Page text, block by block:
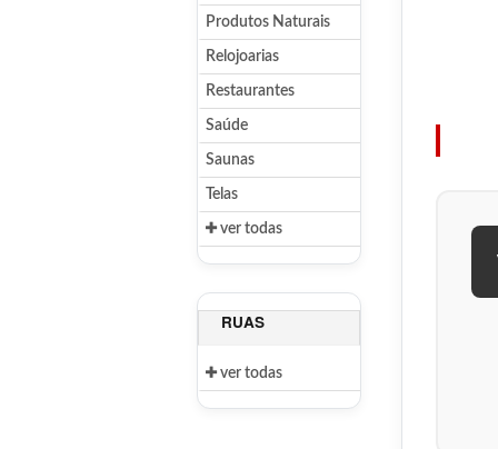
Produtos Naturais
Relojoarias
Restaurantes
Saúde
Saunas
Telas
ver todas
RUAS
ver todas